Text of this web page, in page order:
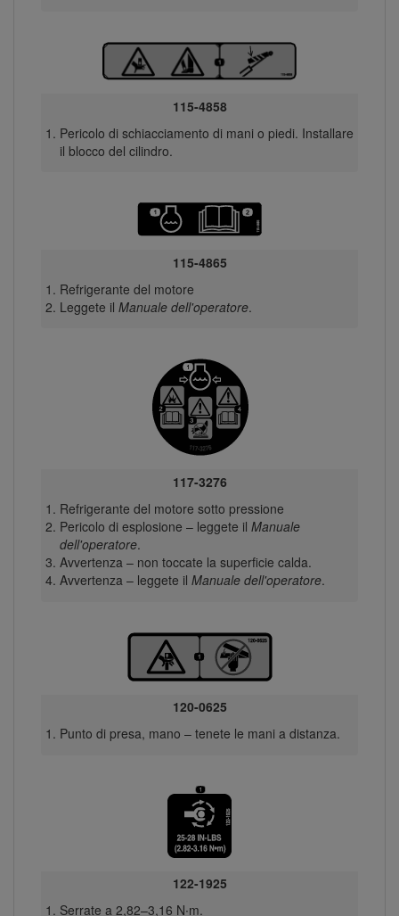
115-4858
Pericolo di schiacciamento di mani o piedi. Installare
il blocco del cilindro.
115-4865
Refrigerante del motore
Leggete il Manuale dell'operatore.
117-3276
Refrigerante del motore sotto pressione
Pericolo di esplosione – leggete il Manuale
dell'operatore.
Avvertenza – non toccate la superficie calda.
Avvertenza – leggete il Manuale dell'operatore.
120-0625
Punto di presa, mano – tenete le mani a distanza.
122-1925
Serrate a 2,82–3,16 N∙m.